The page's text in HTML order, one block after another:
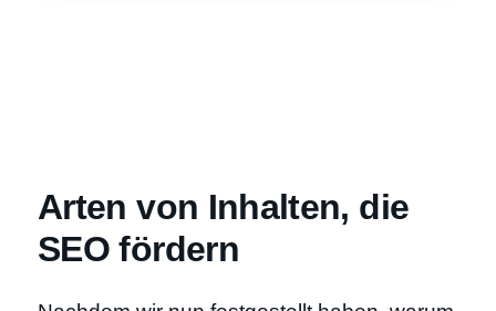
Arten von Inhalten, die
SEO fördern